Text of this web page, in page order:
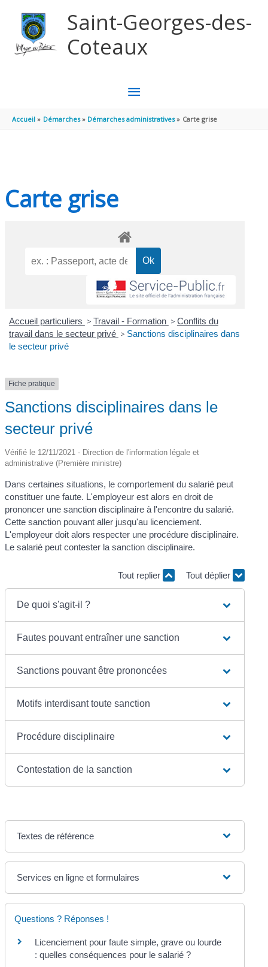
Saint-Georges-des-
Coteaux
MENU
PRINCIPAL
Accueil Démarches Démarches administratives Carte grise
Carte grise
Accueil particuliers > Travail - Formation > Conflits du
travail dans le secteur privé > Sanctions disciplinaires dans
le secteur privé
Fiche pratique
Sanctions disciplinaires dans le
secteur privé
Vérifié le 12/11/2021 - Direction de l'information légale et
administrative (Première ministre)
Dans certaines situations, le comportement du salarié peut
constituer une faute. L'employeur est alors en droit de
prononcer une sanction disciplinaire à l'encontre du salarié.
Cette sanction pouvant aller jusqu'au licenciement.
L'employeur doit alors respecter une procédure disciplinaire.
Le salarié peut contester la sanction disciplinaire.
Tout replier Tout déplier
De quoi s'agit-il ?
Fautes pouvant entraîner une sanction
Sanctions pouvant être prononcées
Motifs interdisant toute sanction
Procédure disciplinaire
Contestation de la sanction
Textes de référence
Services en ligne et formulaires
Questions ? Réponses !
Licenciement pour faute simple, grave ou lourde
: quelles conséquences pour le salarié ?